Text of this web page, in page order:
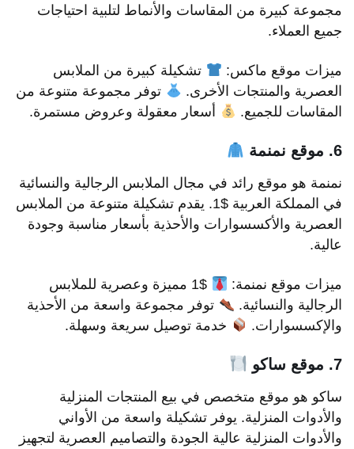
مجموعة كبيرة من المقاسات والأنماط لتلبية احتياجات
جميع العملاء.
ميزات موقع ماكس:
تشكيلة كبيرة من الملابس
العصرية والمنتجات الأخرى.
توفر مجموعة متنوعة من
المقاسات للجميع.
أسعار معقولة وعروض مستمرة.
6. موقع نمنمة
نمنمة هو موقع رائد في مجال الملابس الرجالية والنسائية
في المملكة العربية $1. يقدم تشكيلة متنوعة من الملابس
العصرية والأكسسوارات والأحذية بأسعار مناسبة وجودة
عالية.
ميزات موقع نمنمة:
$1 مميزة وعصرية للملابس
الرجالية والنسائية.
توفر مجموعة واسعة من الأحذية
والإكسسوارات.
خدمة توصيل سريعة وسهلة.
7. موقع ساكو
ساكو هو موقع متخصص في بيع المنتجات المنزلية
والأدوات المنزلية. يوفر تشكيلة واسعة من الأواني
والأدوات المنزلية عالية الجودة والتصاميم العصرية لتجهيز